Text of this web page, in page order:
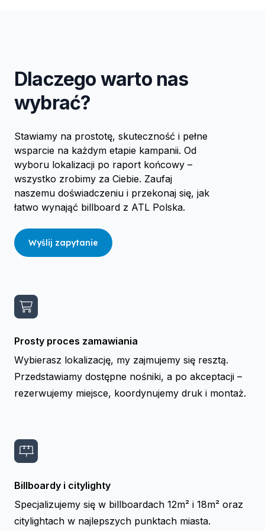
Dlaczego warto nas
wybrać?
Stawiamy na prostotę, skuteczność i pełne
wsparcie na każdym etapie kampanii. Od
wyboru lokalizacji po raport końcowy –
wszystko zrobimy za Ciebie. Zaufaj
naszemu doświadczeniu i przekonaj się, jak
łatwo wynająć billboard z ATL Polska.
Wyślij zapytanie
Prosty proces zamawiania
Wybierasz lokalizację, my zajmujemy się resztą.
Przedstawiamy dostępne nośniki, a po akceptacji –
rezerwujemy miejsce, koordynujemy druk i montaż.
Billboardy i citylighty
Specjalizujemy się w billboardach 12m² i 18m² oraz
citylightach w najlepszych punktach miasta.